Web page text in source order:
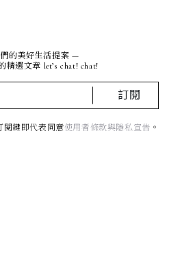
的美好生活提案 —
精選文章 let’s chat! chat!
訂閱
閱鍵即代表同意使用者條款與隱私宣告 。